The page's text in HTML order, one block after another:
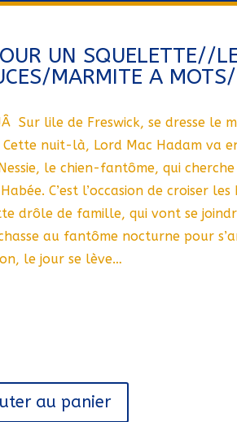
UN SQUELETTE//
MARMITE A MOTS/
Sur lile de Freswick, se dresse le
Cette nuit-là, Lord Mac Hadam va
le chien-fantôme, qui cherche
C’est l’occasion de croiser
drôle de famille, qui vont se
au fantôme nocturne pour
le jour se lève…
au panier